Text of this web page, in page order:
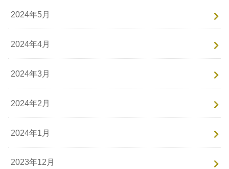
2024年5月
2024年4月
2024年3月
2024年2月
2024年1月
2023年12月